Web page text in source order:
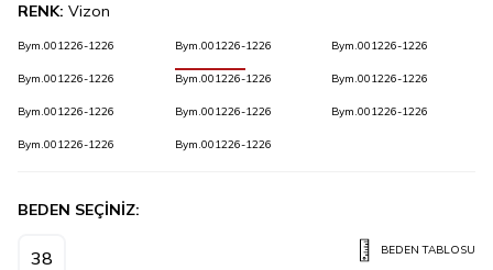
RENK: Vizon
Bym.001226-1226 Bym.001226-1226 Bym.001226-1226
Bym.001226-1226 Bym.001226-1226 Bym.001226-1226
Bym.001226-1226 Bym.001226-1226 Bym.001226-1226
Bym.001226-1226 Bym.001226-1226
BEDEN SEÇİNİZ:
38 BEDEN TABLOSU